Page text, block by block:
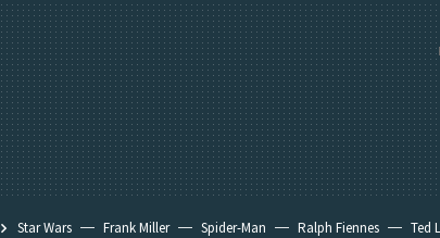
Star Wars Frank Miller Spider-Man Ralph Fiennes Ted